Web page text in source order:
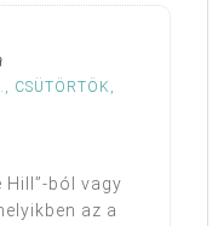
CSÜTÖRTÖK,
Hill”-ból vagy
az a